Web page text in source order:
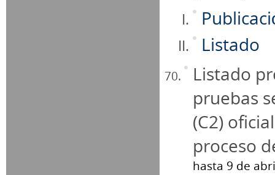
Listado
Listado
pruebas
(C2)
proceso
hasta 9 de